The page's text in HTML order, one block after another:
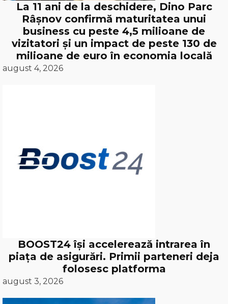
La 11 ani de la deschidere, Dino Parc
Râșnov confirmă maturitatea unui
business cu peste 4,5 milioane de
vizitatori și un impact de peste 130 de
milioane de euro în economia locală
august 4, 2026
BOOST24 își accelerează intrarea în
piața de asigurări. Primii parteneri deja
folosesc platforma
august 3, 2026